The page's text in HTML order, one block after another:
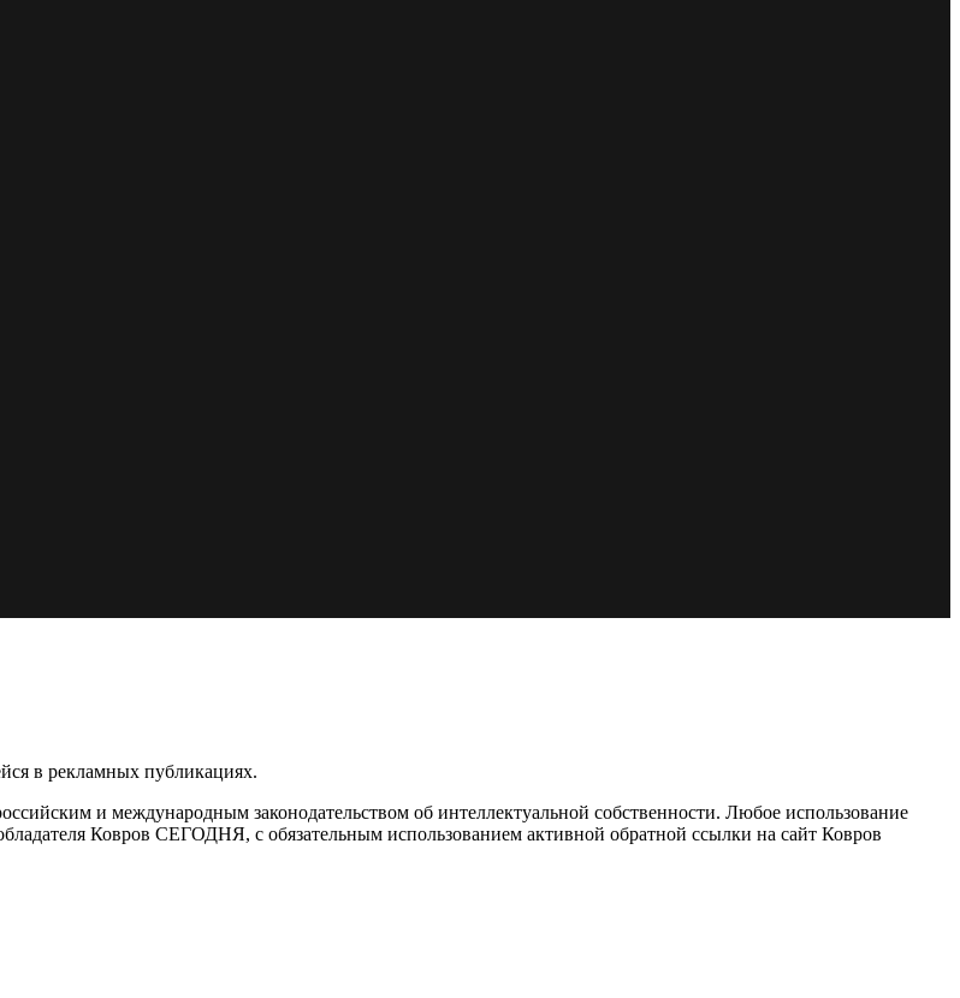
в рекламных публикациях.
и международным законодательством об интеллектуальной собственности. Любое использование
Ковров СЕГОДНЯ, с обязательным использованием активной обратной ссылки на сайт Ковров